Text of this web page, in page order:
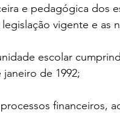
e pedagógica dos
vigente e as
escolar
de 1992;
financeiros,